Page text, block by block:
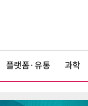
플랫폼·유통 과학